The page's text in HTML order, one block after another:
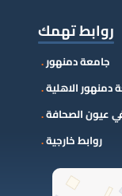
روابط تهمك
جامعة دمنهور
دمنهور الاهلية
عيون الصحافة
روابط خارجية